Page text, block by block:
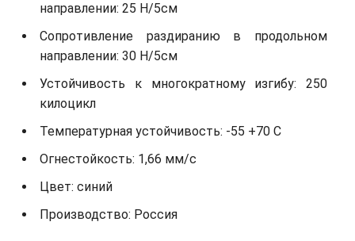
направлении: 25 Н/5см
Сопротивление раздиранию в продольном
направлении: 30 Н/5см
Устойчивость к многократному изгибу: 250
килоцикл
Температурная устойчивость: -55 +70 С
Огнестойкость: 1,66 мм/с
Цвет: синий
Производство: Россия